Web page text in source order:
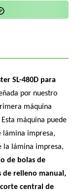
SL-480D para
por nuestro
máquina
máquina puede
lámina impresa,
la lámina impresa,
de bolas de
de relleno manual,
central de